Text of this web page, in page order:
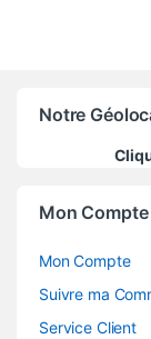
Notre
Mon Compte
Mon Compte
Suivre ma
Service Client